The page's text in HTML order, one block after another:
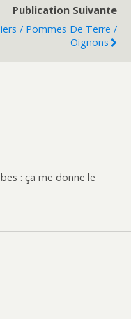
Publication Suivante
/ Pommes De Terre /
Oignons
: ça me donne le